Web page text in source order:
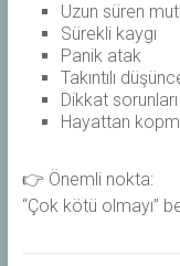
Uzun süren
Sürekli kaygı
Panik atak
Takıntılı
Dikkat sorunları
Hayattan
👉 Önemli nokta:
“Çok kötü olmayı”